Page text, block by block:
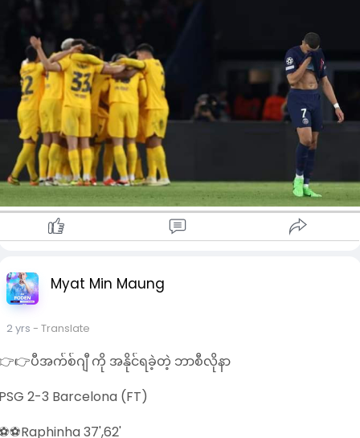
Myat Min Maung
2 yrs - Translate
ပီအက်စ်ဂျီ ကို အနိုင်ရခဲ့တဲ့ ဘာစီလိုနာ
2-3 Barcelona (FT)
37',62'